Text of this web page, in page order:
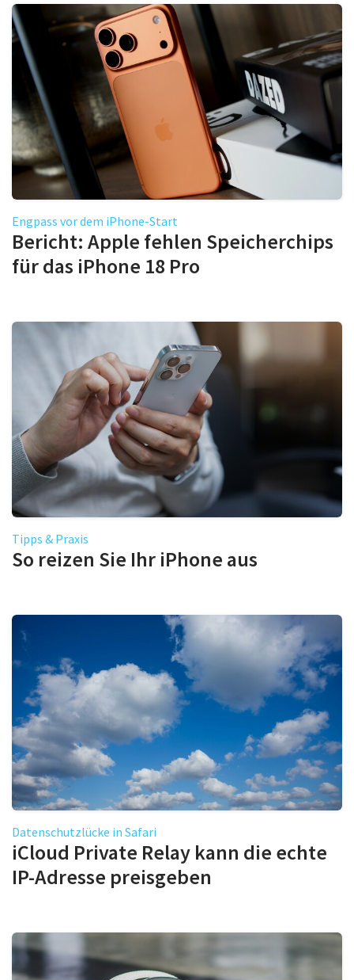
Engpass vor dem iPhone-Start
Bericht: Apple fehlen Speicherchips
für das iPhone 18 Pro
Tipps & Praxis
So reizen Sie Ihr iPhone aus
Datenschutzlücke in Safari
iCloud Private Relay kann die echte
IP-Adresse preisgeben